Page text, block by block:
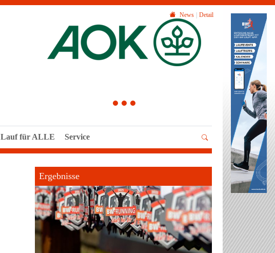
News Detail
1 2 3
Lauf für ALLE Service
Ergebnisse